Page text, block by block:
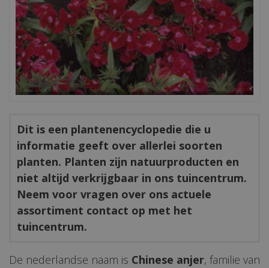
Dit is een plantenencyclopedie die u
informatie geeft over allerlei soorten
planten. Planten zijn natuurproducten en
niet altijd verkrijgbaar in ons tuincentrum.
Neem voor vragen over ons actuele
assortiment contact op met het
tuincentrum.
De nederlandse naam is Chinese anjer, familie van